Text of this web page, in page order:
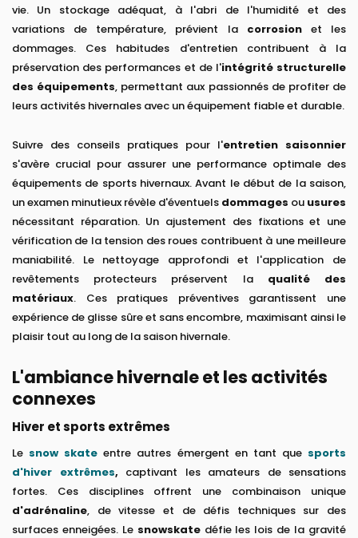
vie. Un stockage adéquat, à l'abri de l'humidité et des
variations de température, prévient la corrosionet les
dommages. Ces habitudes d'entretien contribuent à la
préservation des performances et de l'intégrité structurelle
des équipements, permettant aux passionnés de profiter de
leurs activités hivernales avec un équipement fiable et durable.
Suivre des conseils pratiques pour l'entretien saisonnier
s'avère crucial pour assurer une performance optimale des
équipements de sports hivernaux. Avant le début de la saison,
un examen minutieux révèle d'éventuels dommages ou usures
nécessitant réparation. Un ajustement des fixations et une
vérification de la tension des roues contribuent à une meilleure
maniabilité. Le nettoyage approfondi et l'application de
revêtements protecteurs préservent la qualité des
matériaux. Ces pratiques préventives garantissent une
expérience de glisse sûre et sans encombre, maximisant ainsi le
plaisir tout au long de la saison hivernale.
L'ambiance hivernale et les activités
connexes
Hiver et sports extrêmes
Le snow skate entre autres émergent en tant que sports
d'hiver extrêmes, captivant les amateurs de sensations
fortes. Ces disciplines offrent une combinaison unique
d'adrénaline, de vitesse et de défis techniques sur des
surfaces enneigées. Le snowskatedéfie les lois de la gravité